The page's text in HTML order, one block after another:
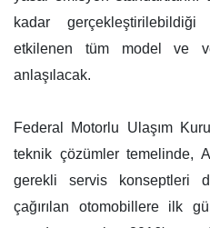
kadar
etkilenen tüm model ve
anlaşılacak.
Federal Motorlu Ulaşım
teknik çözümler temelinde,
gerekli servis konseptleri
çağırılan otomobillere ilk